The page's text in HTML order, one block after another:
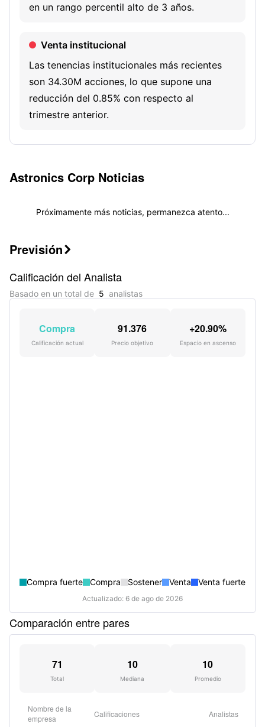
and solutions include emergency systems, lighting
en un rango percentil alto de 3 años.
Venta institucional
Las tenencias institucionales más recientes
son 34.30M acciones, lo que supone una
reducción del 0.85% con respecto al
trimestre anterior.
El inversor estrella Private Capital posee
La empresa está generando menos interés
rotación de 20 días del %!.(string=-0.07)
Astronics Corp Noticias
Próximamente más noticias, permanezca atento...
Previsión 
Calificación del Analista
Basado en un total de 5 analistas
Compra
Calificación actual
91.376
Precio objetivo
+20.90%
Espacio en ascenso
Compra fuerte Compra Sostener Venta Venta fuerte
Actualizado: 6 de ago de 2026
Comparación entre pares
71
Total
10
Mediana
10
Promedio
Nombre de la
empresa
Calificaciones Analistas